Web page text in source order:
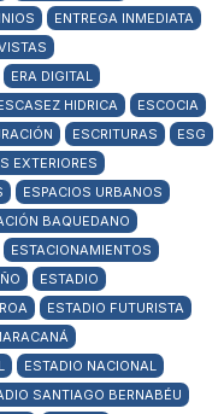
ENTREGA INMEDIATA
ERA DIGITAL
HIDRICA
ESCOCIA
ESCRITURAS
ESG
EXTERIORES
ESPACIOS URBANOS
BAQUEDANO
ESTACIONAMIENTOS
ESTADIO
ESTADIO FUTURISTA
ESTADIO NACIONAL
SANTIAGO BERNABÉU